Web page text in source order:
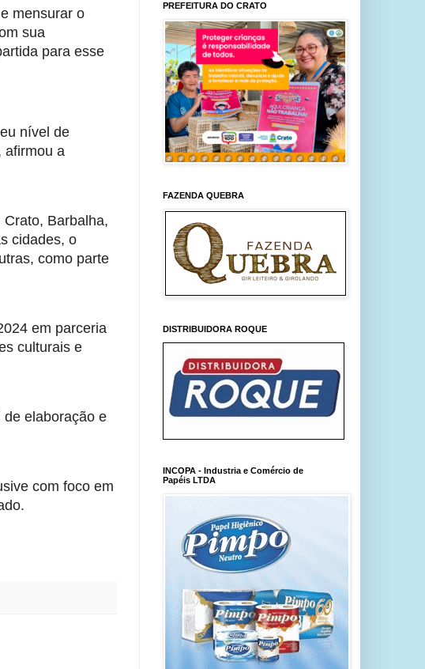
mensurar o
sua
para esse
nível de
afirmou a
Barbalha,
cidades, o
como parte
em parceria
culturais e
elaboração e
com foco em
PREFEITURA DO CRATO
FAZENDA QUEBRA
DISTRIBUIDORA ROQUE
INCOPA - Industria e Comércio de
Papéis LTDA